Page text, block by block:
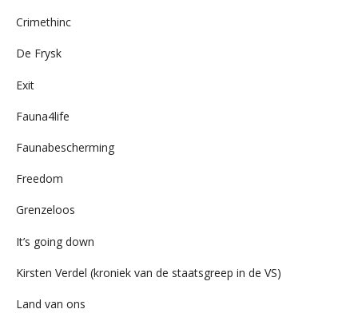
Crimethinc
De Frysk
Exit
Fauna4life
Faunabescherming
Freedom
Grenzeloos
It’s going down
Kirsten Verdel (kroniek van de staatsgreep in de VS)
Land van ons